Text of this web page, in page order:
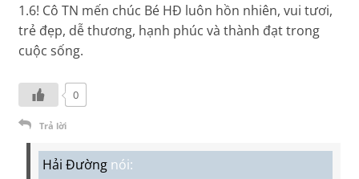
1.6! Cô TN mến chúc Bé HĐ luôn hồn nhiên, vui tươi,
trẻ đẹp, dễ thương, hạnh phúc và thành đạt trong
cuộc sống.
0
Trả lời
Hải Đường nói: